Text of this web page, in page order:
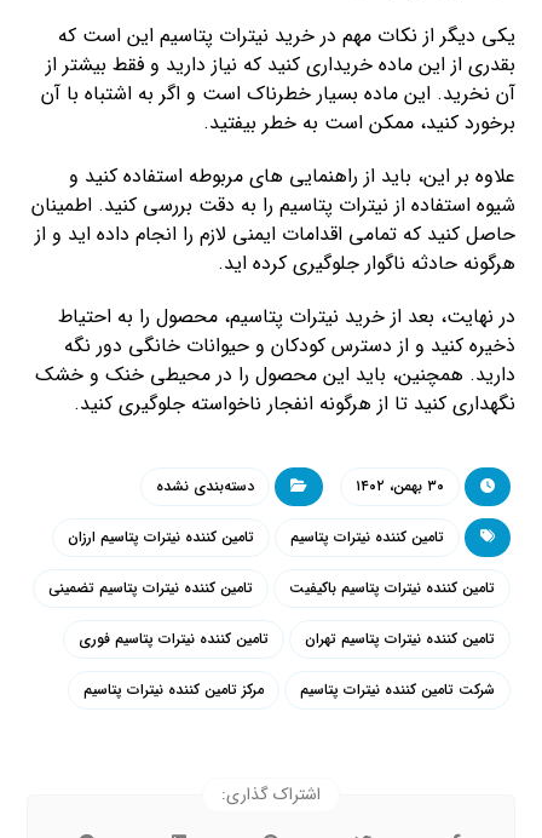
یکی دیگر از نکات مهم در خرید نیترات پتاسیم این است که
بقدری از این ماده خریداری کنید که نیاز دارید و فقط بیشتر از
آن نخرید. این ماده بسیار خطرناک است و اگر به اشتباه با آن
برخورد کنید، ممکن است به خطر بیفتید.
علاوه بر این، باید از راهنمایی های مربوطه استفاده کنید و
شیوه استفاده از نیترات پتاسیم را به دقت بررسی کنید. اطمینان
حاصل کنید که تمامی اقدامات ایمنی لازم را انجام داده اید و از
هرگونه حادثه ناگوار جلوگیری کرده اید.
در نهایت، بعد از خرید نیترات پتاسیم، محصول را به احتیاط
ذخیره کنید و از دسترس کودکان و حیوانات خانگی دور نگه
دارید. همچنین، باید این محصول را در محیطی خنک و خشک
نگهداری کنید تا از هرگونه انفجار ناخواسته جلوگیری کنید.
۳۰ بهمن، ۱۴۰۲ دسته‌بندی نشده
تامین کننده نیترات پتاسیم تامین کننده نیترات پتاسیم ارزان
تامین کننده نیترات پتاسیم باکیفیت تامین کننده نیترات پتاسیم تضمینی
تامین کننده نیترات پتاسیم تهران تامین کننده نیترات پتاسیم فوری
شرکت تامین کننده نیترات پتاسیم مرکز تامین کننده نیترات پتاسیم